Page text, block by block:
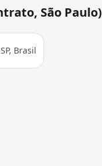
São Paulo)
Brasil